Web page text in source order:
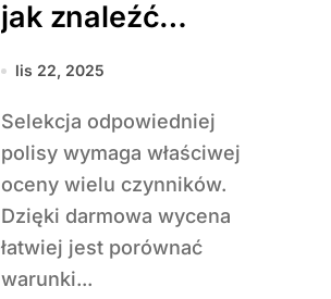
jak znaleźć
najlepszą ofertę
lis 22, 2025
Selekcja odpowiedniej
polisy wymaga właściwej
oceny wielu czynników.
Dzięki darmowa wycena
łatwiej jest porównać
warunki...